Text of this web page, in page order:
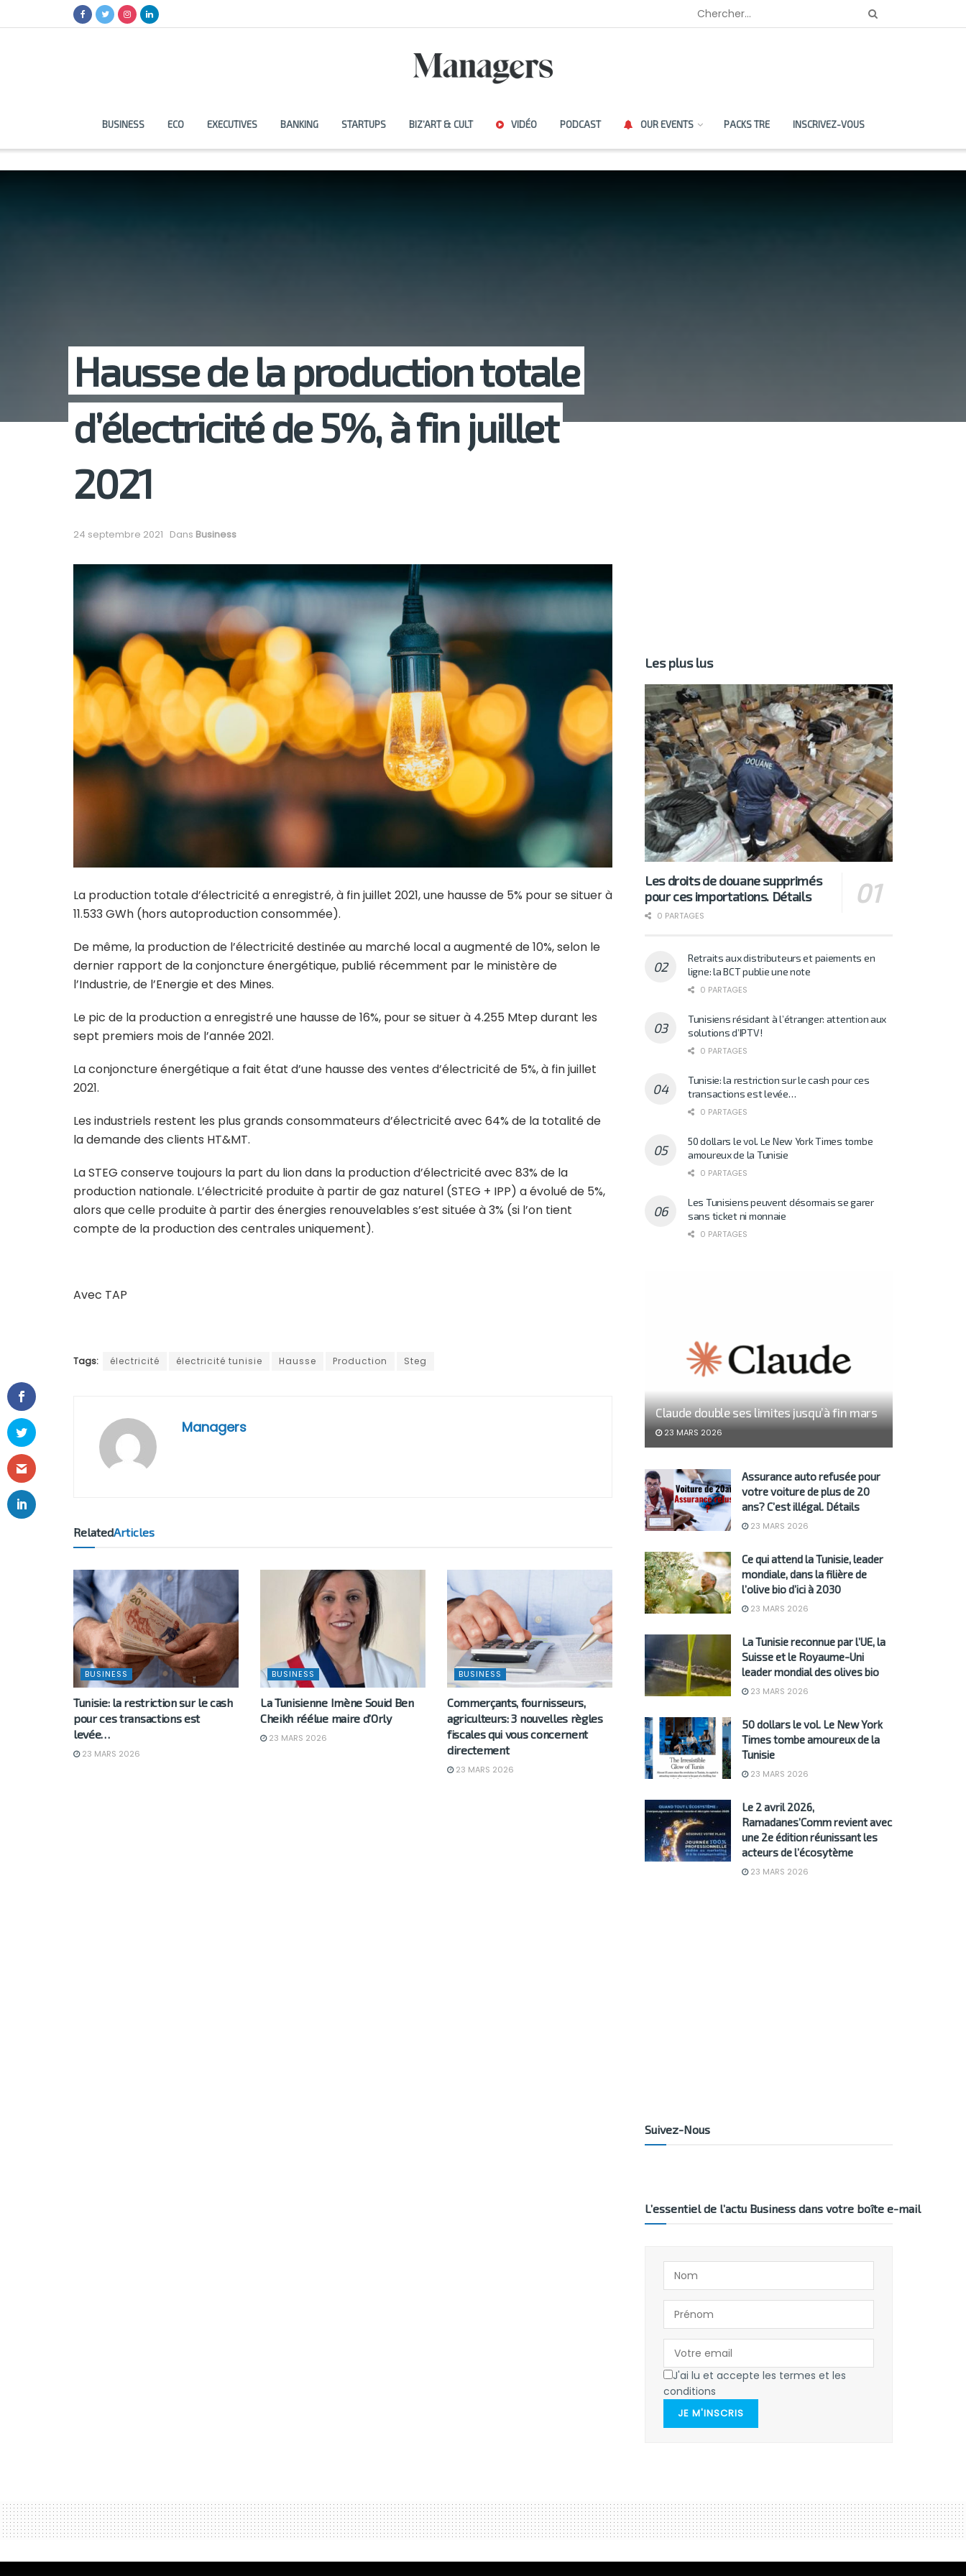
BUSINESS ECO EXECUTIVES BANKING STARTUPS BIZ’ART & CULT VIDÉO PODCAST OUR EVENTS PACKS TRE INSCRIVEZ-VOUS
Hausse de la production totale
d’électricité de 5%, à fin juillet
2021
24 septembre 2021 Dans Business
La production totale d’électricité a enregistré, à fin juillet 2021, une hausse de 5% pour se situer à
11.533 GWh (hors autoproduction consommée).
De même, la production de l’électricité destinée au marché local a augmenté de 10%, selon le
dernier rapport de la conjoncture énergétique, publié récemment par le ministère de
l’Industrie, de l’Energie et des Mines.
Le pic de la production a enregistré une hausse de 16%, pour se situer à 4.255 Mtep durant les
sept premiers mois de l’année 2021.
La conjoncture énergétique a fait état d’une hausse des ventes d’électricité de 5%, à fin juillet
2021.
Les industriels restent les plus grands consommateurs d’électricité avec 64% de la totalité de
la demande des clients HT&MT.
La STEG conserve toujours la part du lion dans la production d’électricité avec 83% de la
production nationale. L’électricité produite à partir de gaz naturel (STEG + IPP) a évolué de 5%,
alors que celle produite à partir des énergies renouvelables s’est située à 3% (si l’on tient
compte de la production des centrales uniquement).
Avec TAP
Tags: électricité électricité tunisie Hausse Production Steg
Managers
RelatedArticles
BUSINESS
Tunisie: la restriction sur le cash
pour ces transactions est
levée…
23 MARS 2026
BUSINESS
La Tunisienne Imène Souid Ben
Cheikh réélue maire d’Orly
23 MARS 2026
BUSINESS
Commerçants, fournisseurs,
agriculteurs: 3 nouvelles règles
fiscales qui vous concernent
directement
23 MARS 2026
Les plus lus
Les droits de douane supprimés
pour ces importations. Détails
0 PARTAGES
Retraits aux distributeurs et paiements en
ligne: la BCT publie une note
0 PARTAGES
Tunisiens résidant à l’étranger: attention aux
solutions d’IPTV!
0 PARTAGES
Tunisie: la restriction sur le cash pour ces
transactions est levée…
0 PARTAGES
50 dollars le vol. Le New York Times tombe
amoureux de la Tunisie
0 PARTAGES
Les Tunisiens peuvent désormais se garer
sans ticket ni monnaie
0 PARTAGES
Claude double ses limites jusqu’à fin mars
23 MARS 2026
Assurance auto refusée pour
votre voiture de plus de 20
ans? C’est illégal. Détails
23 MARS 2026
Ce qui attend la Tunisie, leader
mondiale, dans la filière de
l’olive bio d’ici à 2030
23 MARS 2026
La Tunisie reconnue par l’UE, la
Suisse et le Royaume-Uni
leader mondial des olives bio
23 MARS 2026
50 dollars le vol. Le New York
Times tombe amoureux de la
Tunisie
23 MARS 2026
Le 2 avril 2026,
Ramadanes’Comm revient avec
une 2e édition réunissant les
acteurs de l’écosytème
23 MARS 2026
Suivez-Nous
L’essentiel de l’actu Business dans votre boîte e-mail
J'ai lu et accepte les termes et les
conditions
JE M'INSCRIS